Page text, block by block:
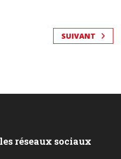
SUIVANT
réseaux sociaux